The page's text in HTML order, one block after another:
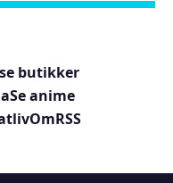
butikker
Se anime
OmRSS